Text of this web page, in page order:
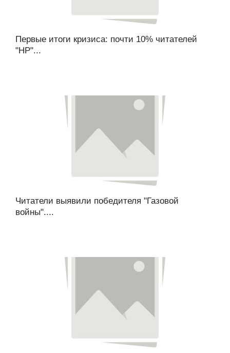
Первые итоги кризиса: почти 10% читателей
"НР"...
Читатели выявили победителя "Газовой
войны"....